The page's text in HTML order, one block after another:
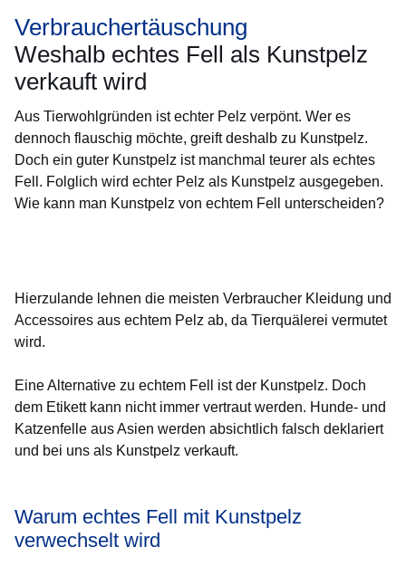
Verbrauchertäuschung
Weshalb echtes Fell als Kunstpelz
verkauft wird
Aus Tierwohlgründen ist echter Pelz verpönt. Wer es
dennoch flauschig möchte, greift deshalb zu Kunstpelz.
Doch ein guter Kunstpelz ist manchmal teurer als echtes
Fell. Folglich wird echter Pelz als Kunstpelz ausgegeben.
Wie kann man Kunstpelz von echtem Fell unterscheiden?
Hierzulande lehnen die meisten Verbraucher Kleidung und
Accessoires aus echtem Pelz ab, da Tierquälerei vermutet
wird.
Eine Alternative zu echtem Fell ist der Kunstpelz. Doch
dem Etikett kann nicht immer vertraut werden. Hunde- und
Katzenfelle aus Asien werden absichtlich falsch deklariert
und bei uns als Kunstpelz verkauft.
Warum echtes Fell mit Kunstpelz
verwechselt wird